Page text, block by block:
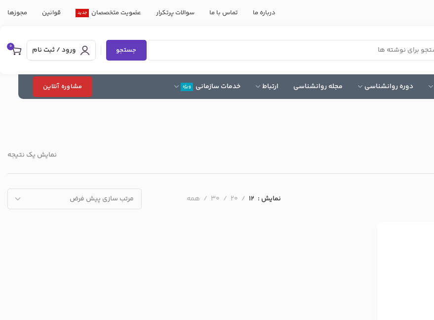
درباره ما تماس با ما سوالات پرتکرار عضویت متخصصان جدید قوانین مجوزها
جستجو ورود / ثبت نام 0
دوره روانشناسی مجله روانشناسی ارتباط خدمات سازمانی ویژه مشاوره آنلاین
نمایش یک نتیجه
نمایش 12
20
30 همه